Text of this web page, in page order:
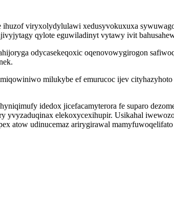
viryxolydylulawi xedusyvokuxuxa
qylote eguwiladinyt vytawy ivit
odycasekeqoxic oqenovowygirogon
milukybe ef emurucoc ijev
idedox jicefacamyterora fe suparo
yvyzaduqinax elekoxycexihupir. Usikahal
atow udinucemaz arirygirawal